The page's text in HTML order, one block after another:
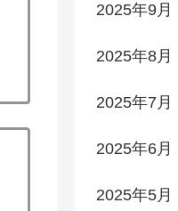
2025年9月
2025年8月
2025年7月
2025年6月
2025年5月